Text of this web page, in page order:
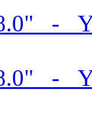
-
-